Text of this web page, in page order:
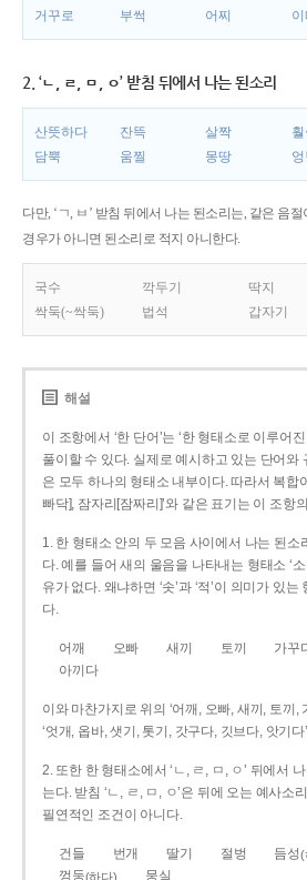
거꾸로
부썩 어찌
2. ‘ㄴ, ㄹ, ㅁ, ㅇ’ 받침 뒤에서 나는 된소리
산뜻하다 잔뜩 살짝
훨
담뿍
움찔 몽땅
다만, ‘ㄱ, ㅂ’ 받침 뒤에서 나는 된소리는, 같은 음
경우가 아니면 된소리로 적지 아니한다.
국수 깍두기 딱지
싹둑(~싹둑)
법석 갑자기
해설
이 조항에서 ‘한 단어’는 ‘한 형태소로 이루어
풀이할 수 있다. 실제로 예시하고 있는 단어와
은 모두 하나의 형태소 내부이다. 따라서 복합
빠닥], 잠자리[잠짜리]’와 같은 표기는 이 조항
1. 한 형태소 안의 두 모음 사이에서 나는 된소
다. 예를 들어 새의 울음을 나타내는 형태소 ‘소
유가 없다. 왜냐하면 ‘솟’과 ‘적’이 의미가 있는
다.
어깨 오빠 새끼 토끼 가꾸
아끼다
이와 마찬가지로 위의 ‘어깨, 오빠, 새끼, 토끼,
‘엇개, 옵바, 샛기, 톳기, 갓구다, 깃브다, 앗기
2. 또한 한 형태소에서 ‘ㄴ, ㄹ, ㅁ, ㅇ’ 뒤에서
는다. 받침 ‘ㄴ, ㄹ, ㅁ, ㅇ’은 뒤에 오는 예사소
필연적인 조건이 아니다.
건들 번개 딸기 절벙 듬성(
껑둥(하다) 뭉실